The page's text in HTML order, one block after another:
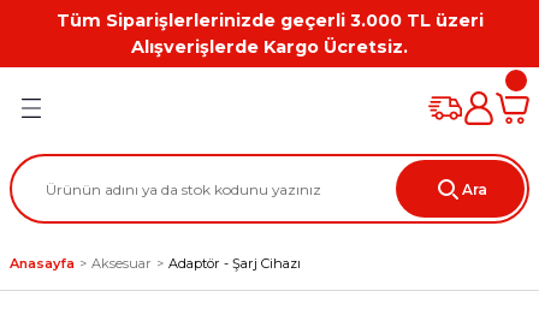
Tüm Siparişlerlerinizde geçerli 3.000 TL üzeri
Alışverişlerde Kargo Ücretsiz.
Geri Dön
Geri Dön
Geri Dön
Geri Dön
Geri Dön
Geri Dön
Kılıf
Workstation Aksesuarları
Grafik Kartı
Ara
Anasayfa Aksesuar Adaptör - Şarj Cihazı